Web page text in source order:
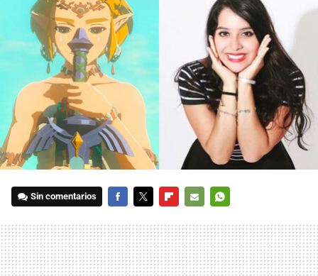
Sin comentarios
MAIL